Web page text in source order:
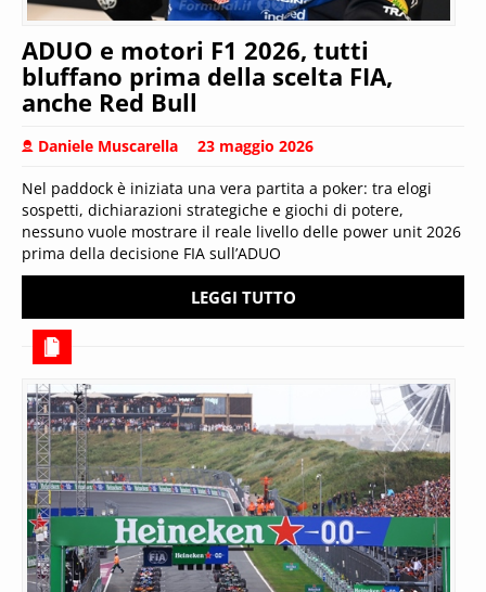
ADUO e motori F1 2026, tutti
bluffano prima della scelta FIA,
anche Red Bull
Daniele Muscarella 23 maggio 2026
Nel paddock è iniziata una vera partita a poker: tra elogi
sospetti, dichiarazioni strategiche e giochi di potere,
nessuno vuole mostrare il reale livello delle power unit 2026
prima della decisione FIA sull’ADUO
LEGGI TUTTO